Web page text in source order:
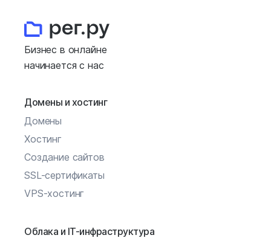
Бизнес в онлайне
начинается с нас
Домены и хостинг
Домены
Хостинг
Создание сайтов
SSL-сертификаты
VPS-хостинг
Облака и IT-инфраструктура